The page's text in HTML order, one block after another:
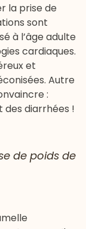
la prise de
sont
à l’âge adulte
cardiaques.
et
Autre
:
des diarrhées !
de poids de